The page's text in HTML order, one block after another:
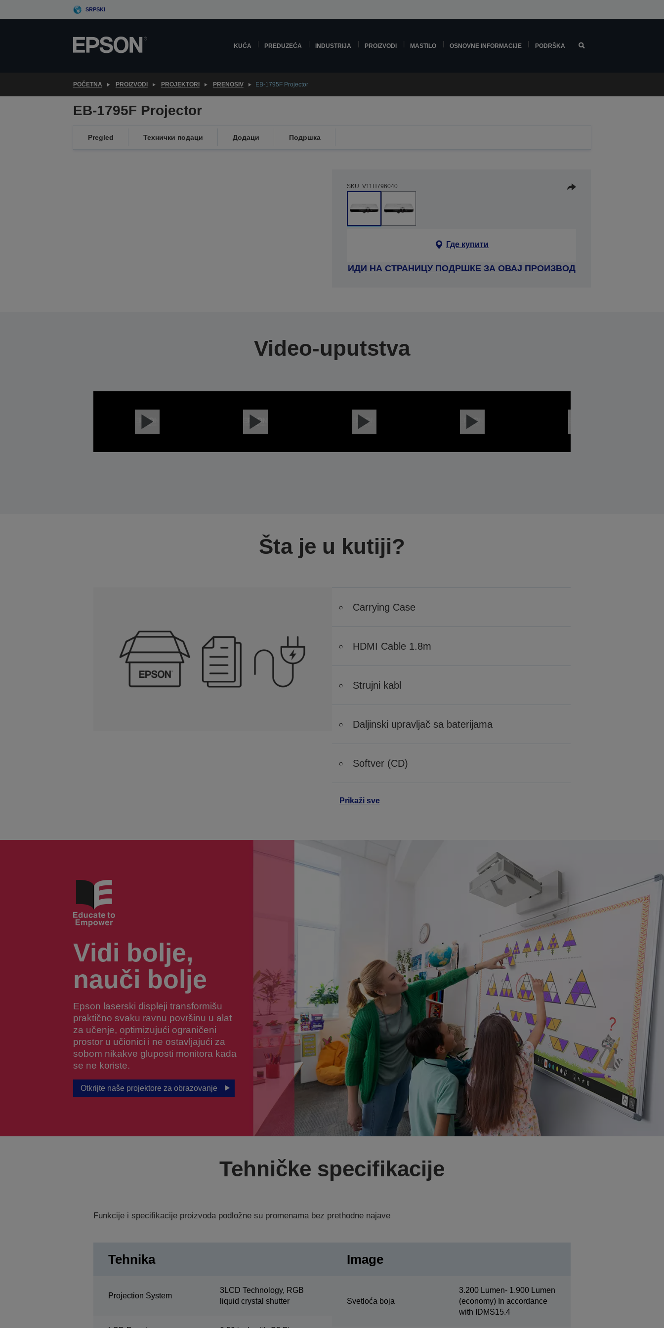
to
SRPSKI
KUĆA PREDUZEĆA INDUSTRIJA PROIZVODI MASTILO OSNOVNE INFORMACIJE PODRŠKA
POČETNA PROIZVODI PROJEKTORI PRENOSIV EB-1795F Projector
EB-1795F Projector
Pregled Технички подаци Додаци Подршка
SKU: V11H796040
Где купити
ИДИ НА СТРАНИЦУ ПОДРШКЕ ЗА ОВАЈ ПРОИЗВОД
Video-uputstva
Šta je u kutiji?
Carrying Case
HDMI Cable 1.8m
Strujni kabl
Daljinski upravljač sa baterijama
Softver (CD)
Prikaži sve
Vidi bolje,
nauči bolje
Epson laserski displeji transformišu
praktično svaku ravnu površinu u alat
za učenje, optimizujući ograničeni
prostor u učionici i ne ostavljajući za
sobom nikakve gluposti monitora kada
se ne koriste.
Otkrijte naše projektore za obrazovanje
Tehničke specifikacije
Funkcije i specifikacije proizvoda podložne su promenama bez prethodne najave
Tehnika
Projection System
3LCD Technology, RGB
liquid crystal shutter
Image
Svetloća boja
3.200 Lumen- 1.900 Lumen
(economy) In accordance
with IDMS15.4